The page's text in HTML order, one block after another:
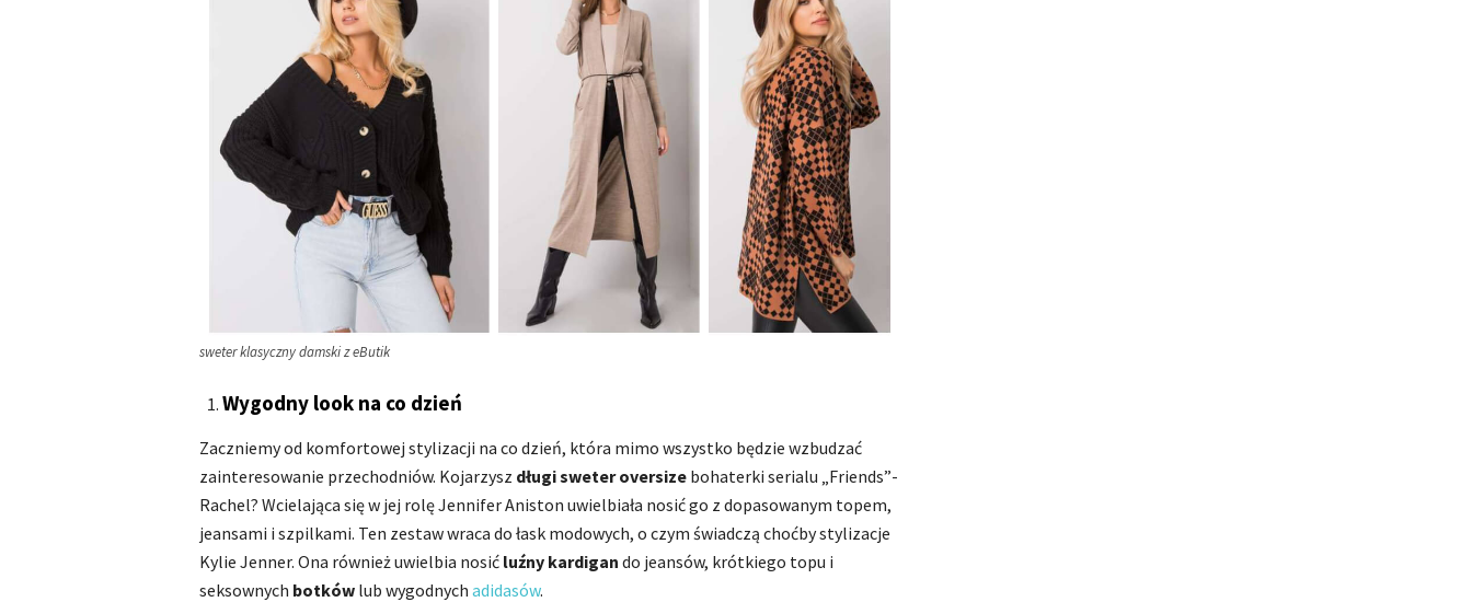
sweter klasyczny damski z eButik
Wygodny look na co dzień
Zaczniemy od komfortowej stylizacji na co dzień, która mimo wszystko będzie wzbudzać
zainteresowanie przechodniów. Kojarzysz długi sweter oversize bohaterki serialu „Friends”-
Rachel? Wcielająca się w jej rolę Jennifer Aniston uwielbiała nosić go z dopasowanym topem,
jeansami i szpilkami. Ten zestaw wraca do łask modowych, o czym świadczą choćby stylizacje
Kylie Jenner. Ona również uwielbia nosić luźny kardigan do jeansów, krótkiego topu i
seksownych botków lub wygodnych adidasów.